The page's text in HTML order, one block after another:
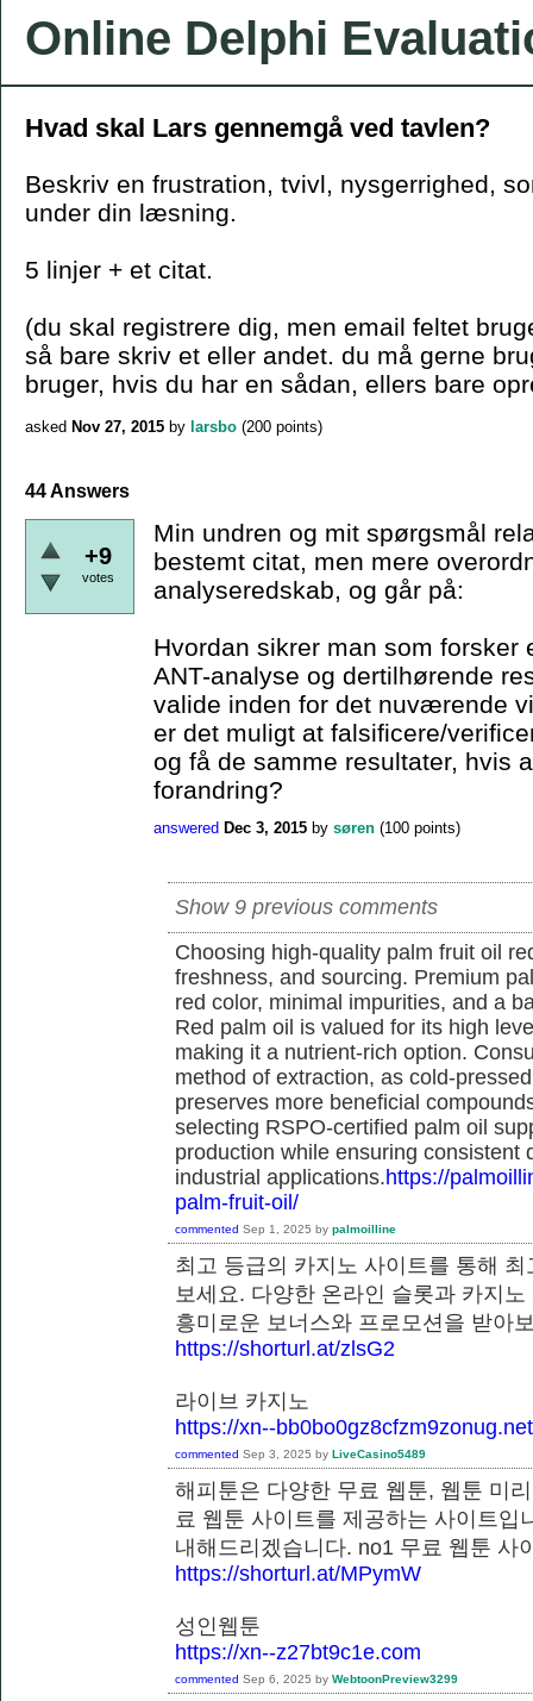
Online Delphi
Hvad skal Lars gennemgå ved tavlen?
Beskriv en frustration, tvivl, nysgerrighed,
under din læsning.
5 linjer + et citat.
(du skal registrere dig, men email feltet
så bare skriv et eller andet. du må gerne
bruger, hvis du har en sådan, ellers bare
asked Nov 27, 2015 by larsbo (200 points)
44 Answers
+9
votes
Min undren og mit spørgsmål
bestemt citat, men mere
analyseredskab, og går på:
Hvordan sikrer man som forsker
ANT-analyse og dertilhørende
valide inden for det nuværende
er det muligt at falsificere/
og få de samme resultater, hvis
forandring?
answered Dec 3, 2015 by søren (100 points)
Show 9 previous comments
Choosing high-quality palm fruit oil
freshness, and sourcing. Premium
red color, minimal impurities, and a
Red palm oil is valued for its high
making it a nutrient-rich option.
method of extraction, as cold-
preserves more beneficial
selecting RSPO-certified palm oil
production while ensuring consistent
industrial applications.https://
palm-fruit-oil/
commented Sep 1, 2025 by palmoilline
최고 등급의 카지노 사이트를 통해
보세요. 다양한 온라인 슬롯과 카지
흥미로운 보너스와 프로모션을 받
https://shorturl.at/zlsG2
라이브 카지노
https://xn--bb0bo0gz8cfzm9zonug.net
commented Sep 3, 2025 by LiveCasino5489
해피툰은 다양한 무료 웹툰, 웹툰 미
료 웹툰 사이트를 제공하는 사이트
내해드리겠습니다. no1 무료 웹툰
https://shorturl.at/MPymW
성인웹툰
https://xn--z27bt9c1e.com
commented Sep 6, 2025 by WebtoonPreview3299